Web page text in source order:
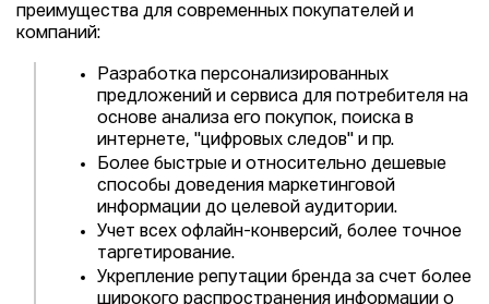
преимущества для современных покупателей и
компаний:
Разработка персонализированных
предложений и сервиса для потребителя на
основе анализа его покупок, поиска в
интернете, "цифровых следов" и пр.
Более быстрые и относительно дешевые
способы доведения маркетинговой
информации до целевой аудитории.
Учет всех офлайн-конверсий, более точное
таргетирование.
Укрепление репутации бренда за счет более
широкого распространения информации о